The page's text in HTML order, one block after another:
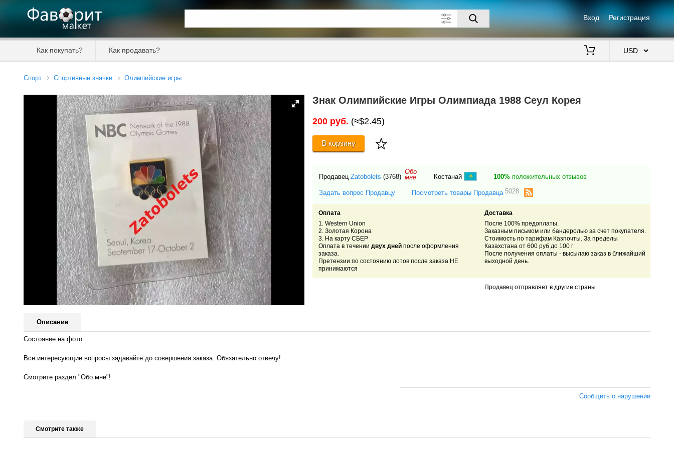
Вход Регистрация
Как покупать? Как продавать?
Спорт Спортивные значки Олимпийские игры
Знак Олимпийские Игры Олимпиада 1988 Сеул Корея
200 руб. (≈$2.45)
В корзину
Продавец Zatobolets (3768)
Обо
мне Костанай 100%положительных отзывов
Задать вопрос Продавцу Посмотреть товары Продавца 5028
Оплата
1. Western Union
2. Золотая Корона
3. На карту СБЕР
Оплата в течении двух днейпосле оформления
заказа.
Претензии по состоянию лотов после заказа НЕ
принимаются
Доставка
После 100% предоплаты.
Заказным письмом или бандеролью за счет покупателя.
Стоимость по тарифам Казпочты. За пределы
Казахстана от 600 руб до 100 г
После получения оплаты - высылаю заказ в ближайший
выходной день.
Продавец отправляет в другие страны
Описание
Состояние на фото
Все интересующие вопросы задавайте до совершения заказа. Обязательно отвечу!
Смотрите раздел "Обо мне"!
Сообщить о нарушении
Смотрите также